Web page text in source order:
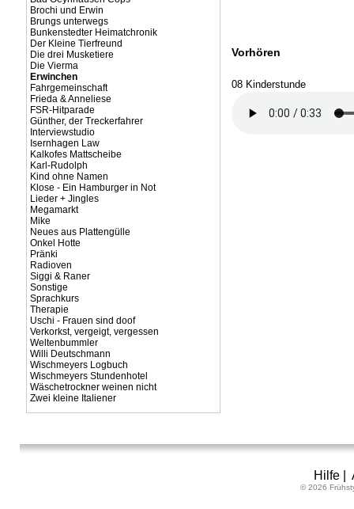
Brochi und Erwin
Brungs unterwegs
Bunkenstedter Heimatchronik
Der Kleine Tierfreund
Die drei Musketiere
Die Vierma
Erwinchen
Fahrgemeinschaft
Frieda & Anneliese
FSR-Hitparade
Günther, der Treckerfahrer
Interviewstudio
Isernhagen Law
Kalkofes Mattscheibe
Karl-Rudolph
Kind ohne Namen
Klose - Ein Hamburger in Not
Lieder + Jingles
Megamarkt
Mike
Neues aus Plattengülle
Onkel Hotte
Pränki
Radioven
Siggi & Raner
Sonstige
Sprachkurs
Therapie
Uschi - Frauen sind doof
Verkorkst, vergeigt, vergessen
Weltenbummler
Willi Deutschmann
Wischmeyers Logbuch
Wischmeyers Stundenhotel
Wäschetrockner weinen nicht
Zwei kleine Italiener
Vorhören
08 Kinderstunde
Hilfe|
© 2026